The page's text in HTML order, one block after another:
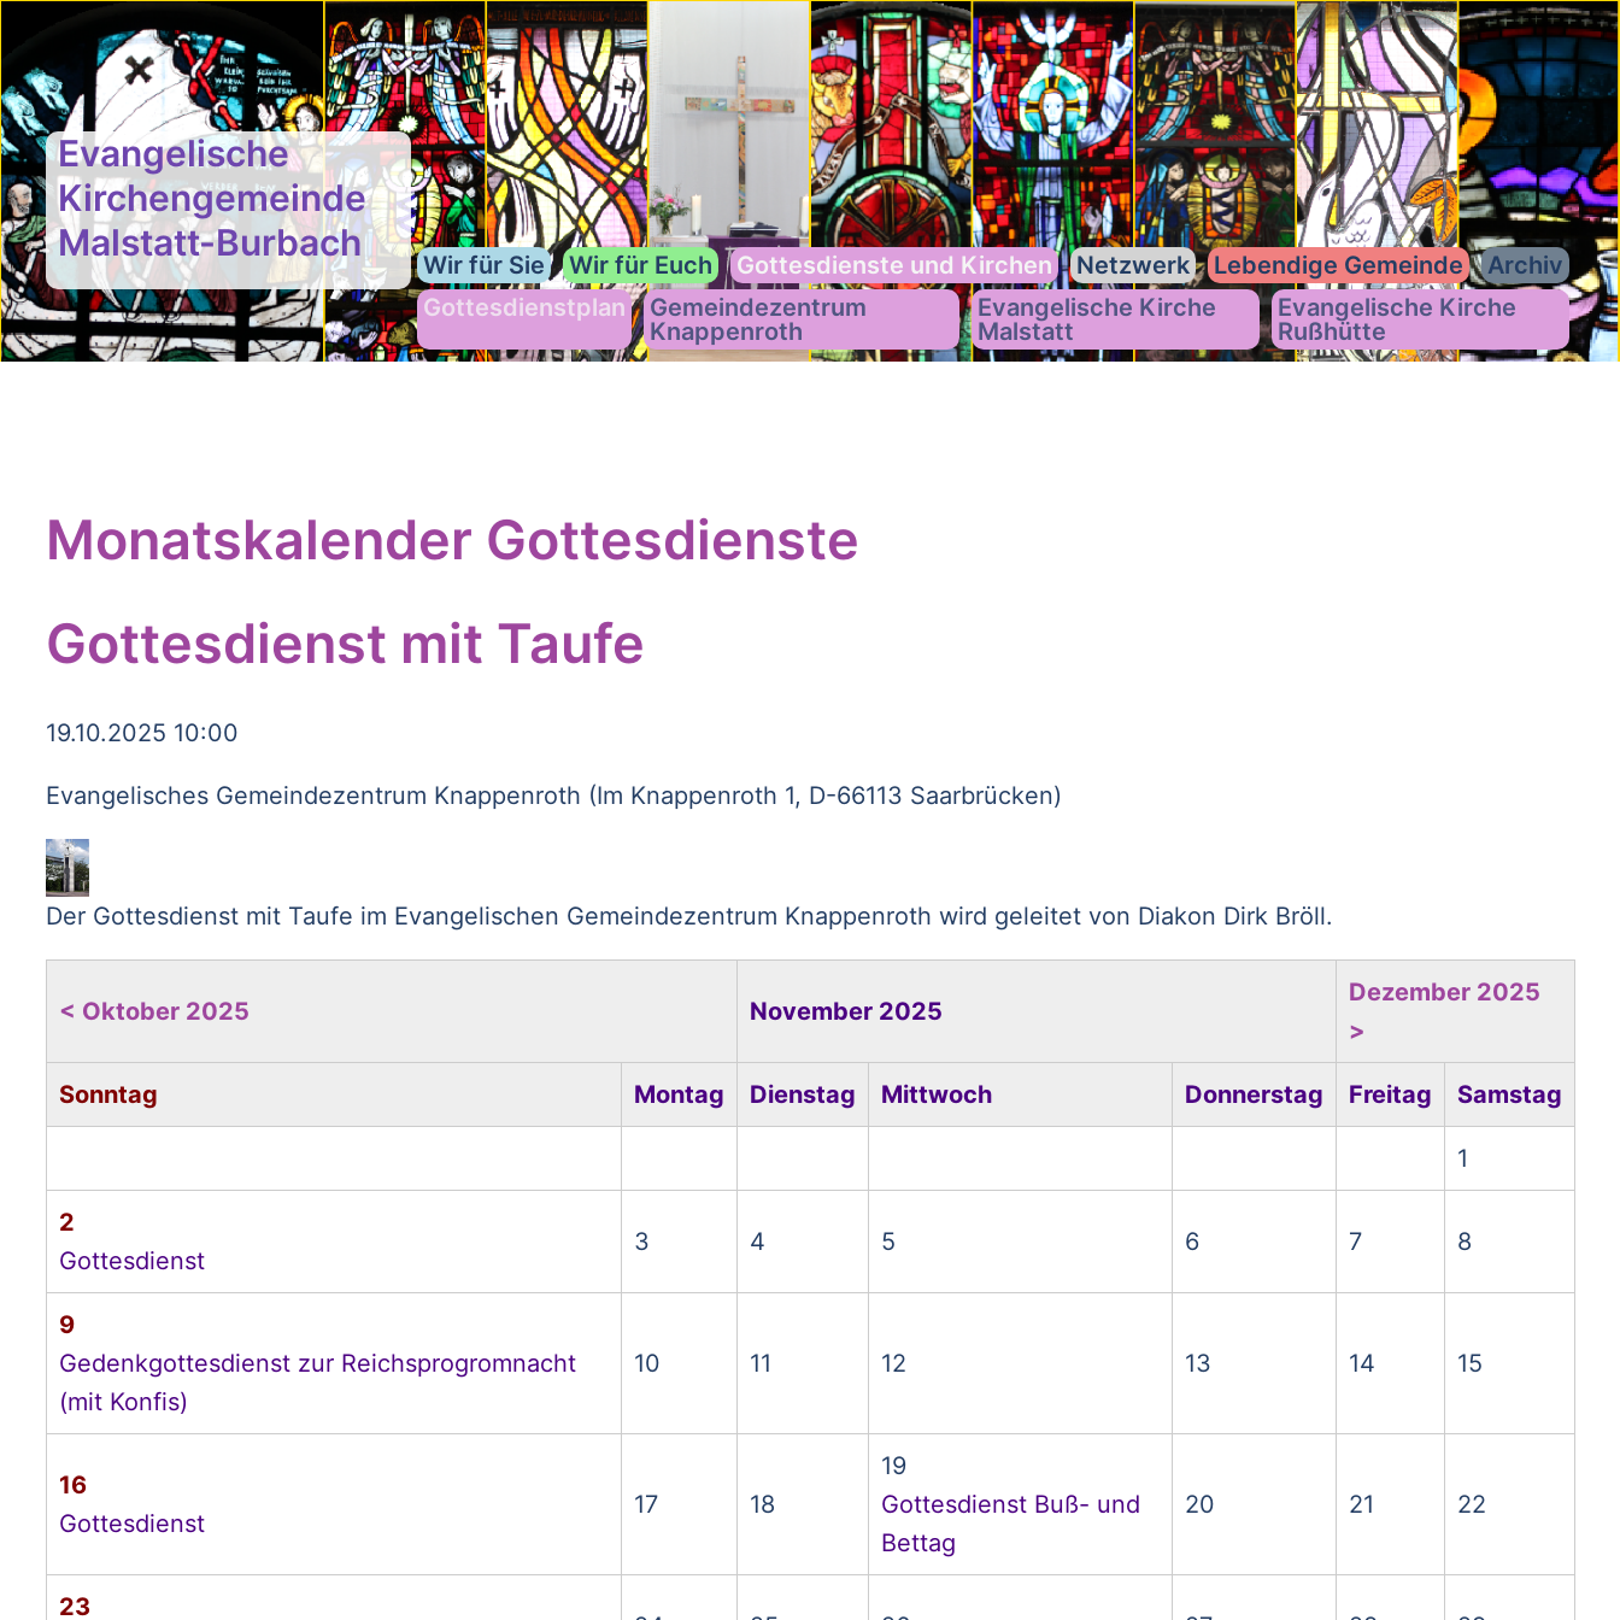
Evangelische
Kirchengemeinde
Malstatt-Burbach
Wir für Sie Wir für Euch
Gottesdienste und Kirchen
Gottesdienstplan
Gemeindezentrum
Knappenroth
Evangelische Kirche
Malstatt
Evangelische Kirche
Rußhütte
Netzwerk Lebendige Gemeinde Archiv
Monatskalender Gottesdienste
Gottesdienst mit Taufe
19.10.2025 10:00
Evangelisches Gemeindezentrum Knappenroth (Im Knappenroth 1, D-66113 Saarbrücken)
Der Gottesdienst mit Taufe im Evangelischen Gemeindezentrum Knappenroth wird geleitet von Diakon Dirk Bröll.
< Oktober 2025 November 2025
Dezember 2025
>
Sonntag Montag Dienstag Mittwoch Donnerstag Freitag Samstag
1
2
Gottesdienst
3 4 5 6 7 8
9
Gedenkgottesdienst zur Reichsprogromnacht
(mit Konfis)
10 11 12 13 14 15
16
Gottesdienst
17 18
19
Gottesdienst Buß- und
Bettag
20 21 22
23